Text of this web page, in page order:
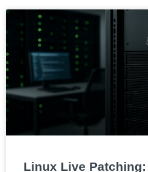
Linux Live